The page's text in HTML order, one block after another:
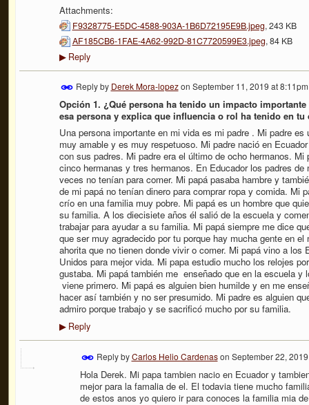
Attachments:
F9328775-E5DC-4588-903A-1B6D72195E9B.jpeg, 243 KB
AF185CB6-1FAE-4A62-992D-81C7720599E3.jpeg, 84 KB
▶Reply
Reply by Derek Mora-lopezon September 11, 2019 at 8:11pm
Opción 1. ¿Qué persona ha tenido un impacto
esa persona y explica que influencia o rol ha tenido en
Una persona importante en mi vida es mi padre . Mi padre es
muy amable y es muy respetuoso. Mi padre nació en
con sus padres. Mi padre era el último de ocho hermanos. Mi
cinco hermanas y tres hermanos. En Educador los padres de
veces no tenían para comer. Mi papá pasaba hambre y
de mi papá no tenían dinero para comprar ropa y comida. Mi
crío en una familia muy pobre. Mi papá es un hombre que
su familia. A los diecisiete años él salió de la escuela y
trabajar para ayudar a su familia. Mi papá siempre me dice
que ser muy agradecido por tu porque hay mucha gente en el
ahorita que no tienen donde vivir o comer. Mi papá vino a los
Unidos para mejor vida. Mi papa estudio mucho los relojes
gustaba. Mi papá también me enseñado que en la escuela y
viene primero. Mi papá es alguien bien humilde y en me
hacer así también y no ser presumido. Mi padre es alguien
admiro porque trabajo y se sacrificó mucho por su familia.
▶Reply
Reply byCarlos Helio Cardenason September 22,
Hola Derek. Mi papa tambien nacio en Ecuador y
mejor para la famalia de el. El todavia tiene mucho
de estos anos yo quiero ir para conoces la familia mia